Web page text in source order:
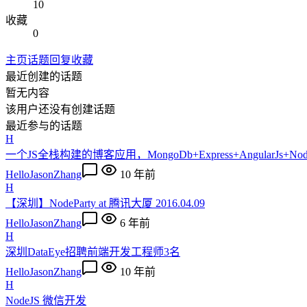
10
收藏
0
主页话题回复收藏
最近创建的话题
暂无内容
该用户还没有创建话题
最近参与的话题
H
一个JS全栈构建的博客应用，
HelloJasonZhang
10 年前
H
【深圳】NodeParty at 腾讯大厦 2016.04.09
HelloJasonZhang
6 年前
H
深圳DataEye招聘前端开发工程师3名
HelloJasonZhang
10 年前
H
NodeJS 微信开发